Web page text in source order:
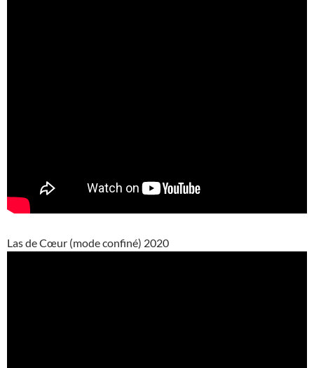
Las de Cœur (mode confiné) 2020